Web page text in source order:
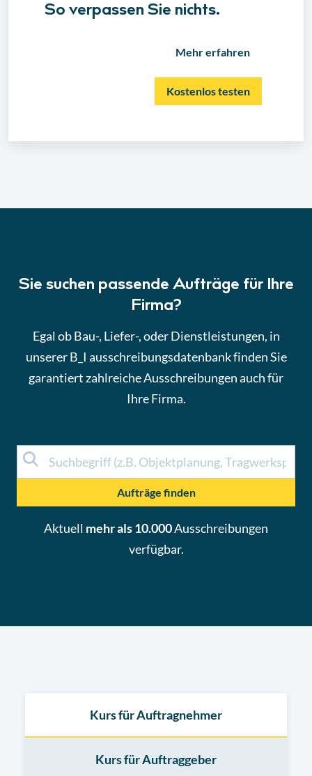
So verpassen Sie nichts.
Mehr erfahren
Kostenlos testen
Sie suchen passende Aufträge für Ihre
Firma?
Egal ob Bau-, Liefer-, oder Dienstleistungen, in
unserer B_I ausschreibungsdatenbank finden Sie
garantiert zahlreiche Ausschreibungen auch für
Ihre Firma.
Aufträge finden
Aktuell mehr als 10.000Ausschreibungen
verfügbar.
Kurs für Auftragnehmer
Kurs für Auftraggeber